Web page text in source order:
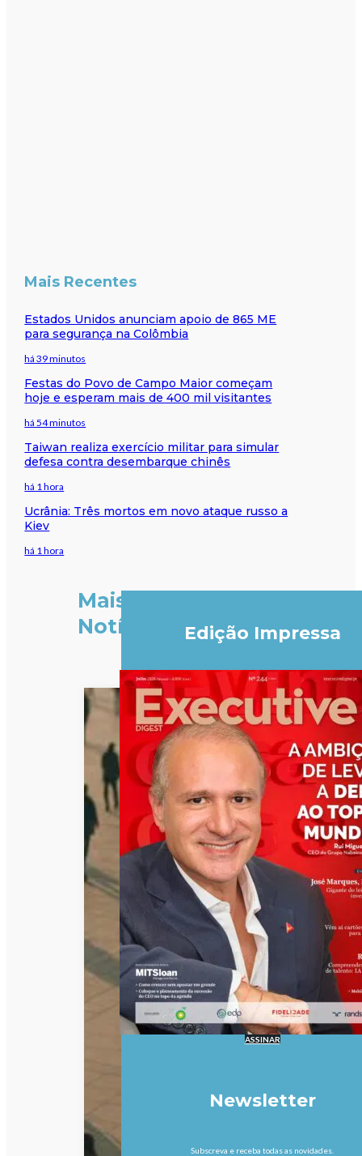
Mais Recentes
Estados Unidos anunciam apoio de 865 ME
para segurança na Colômbia
há 39 minutos
Festas do Povo de Campo Maior começam
hoje e esperam mais de 400 mil visitantes
há 54 minutos
Taiwan realiza exercício militar para simular
defesa contra desembarque chinês
há 1 hora
Ucrânia: Três mortos em novo ataque russo a
Kiev
há 1 hora
Mais
Notícias
Edição Impressa
ASSINAR
Newsletter
Subscreva e receba todas as novidades.